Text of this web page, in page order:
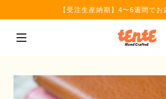
【受注生産納期】4〜6週間で